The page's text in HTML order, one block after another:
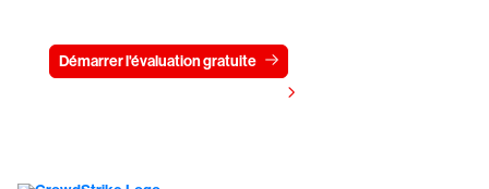
Démarrer l'évaluation gratuite